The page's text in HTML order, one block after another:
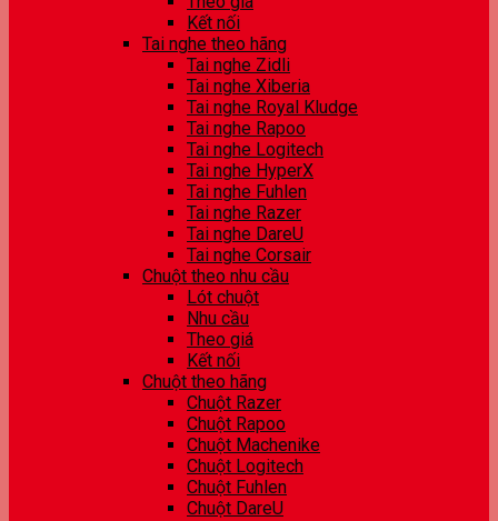
Kết nối
Tai nghe theo hãng
Tai nghe Zidli
Tai nghe Xiberia
Tai nghe Royal Kludge
Tai nghe Rapoo
Tai nghe Logitech
Tai nghe HyperX
Tai nghe Fuhlen
Tai nghe Razer
Tai nghe DareU
Tai nghe Corsair
Chuột theo nhu cầu
Lót chuột
Nhu cầu
Theo giá
Kết nối
Chuột theo hãng
Chuột Razer
Chuột Rapoo
Chuột Machenike
Chuột Logitech
Chuột Fuhlen
Chuột DareU